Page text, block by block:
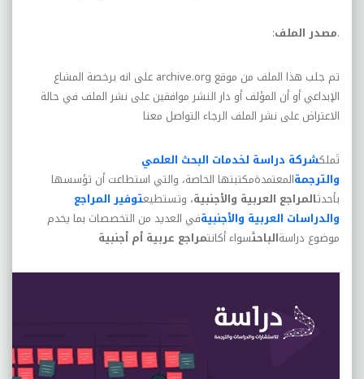
.مصدر الملف:
تم جلب هذا الملف من موقع archive.org على انه برخصة المشاع
الإبداعي أو أن المؤلف أو دار النشر موافقين على نشر الملف في حالة
الاعتراض على نشر الملف الرجاء التواصل معنا
تَملكشركة دراسة لخدمات البحث العلمي
والترجمةالمعتمدةمكتبتها الخاصة، والتي استطاعت أن تؤسسها
بأحدثالمراجع العربية والأجنبية، وتستطيعتوفير المراجع
والدراسات العربية والأجنبيةفي العديد من التخصصات بما يخدم
موضوع دراسةالباحثسواء أكانتمراجع عربية أم أجنبية